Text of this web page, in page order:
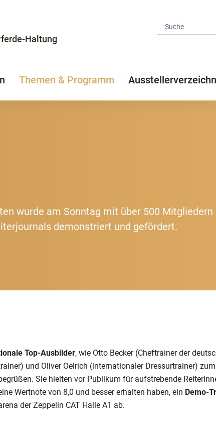
Haltung
Themen & Programm
wurde am Sonntag mit über 500
demonstriert und gefördert.
Top-Ausbilder, wie Otto Becker (Cheftrainer der
und Oliver Oelrich (internationaler Dressurtrainer)
Sie hielten vor Publikum für aufstrebende
Wertnote von 8,0 und besser erhalten haben, ein Demo-
der Zeppelin CAT Halle A1 ab.